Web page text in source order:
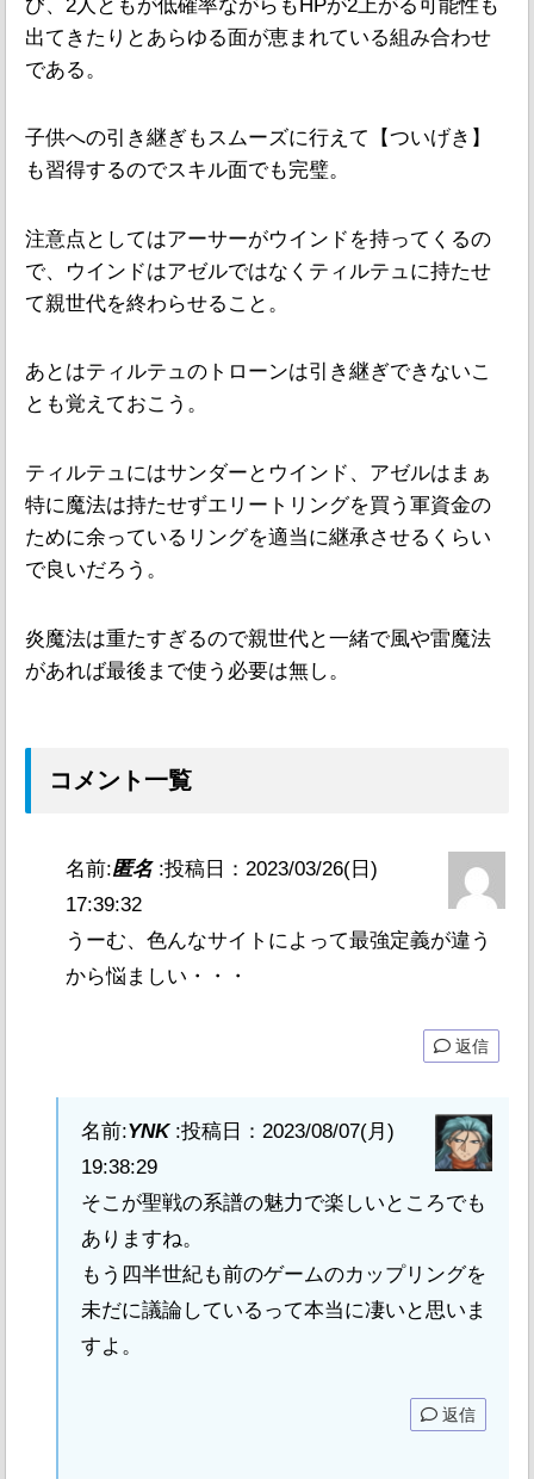
び、2人ともが低確率ながらもHPが2上がる可能性も
出てきたりとあらゆる面が恵まれている組み合わせ
である。
子供への引き継ぎもスムーズに行えて【ついげき】
も習得するのでスキル面でも完璧。
注意点としてはアーサーがウインドを持ってくるの
で、ウインドはアゼルではなくティルテュに持たせ
て親世代を終わらせること。
あとはティルテュのトローンは引き継ぎできないこ
とも覚えておこう。
ティルテュにはサンダーとウインド、アゼルはまぁ
特に魔法は持たせずエリートリングを買う軍資金の
ために余っているリングを適当に継承させるくらい
で良いだろう。
炎魔法は重たすぎるので親世代と一緒で風や雷魔法
があれば最後まで使う必要は無し。
コメント一覧
名前:匿名:投稿日：2023/03/26(日)
17:39:32
うーむ、色んなサイトによって最強定義が違う
から悩ましい・・・
返信
名前:YNK:投稿日：2023/08/07(月)
19:38:29
そこが聖戦の系譜の魅力で楽しいところでも
ありますね。
もう四半世紀も前のゲームのカップリングを
未だに議論しているって本当に凄いと思いま
すよ。
返信